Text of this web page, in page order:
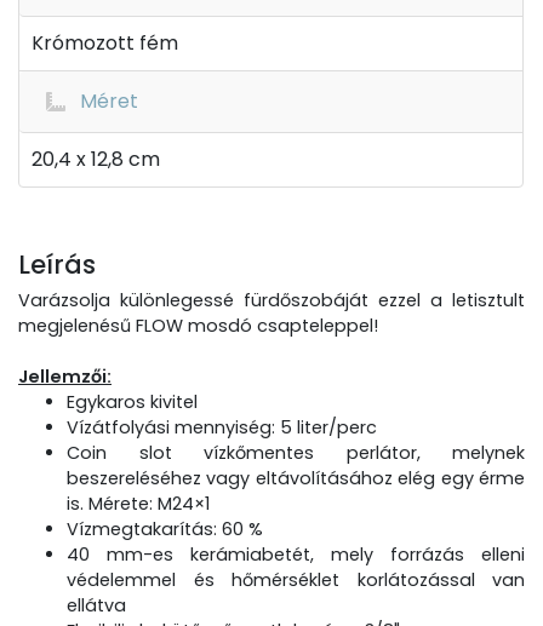
Krómozott fém
Méret
20,4 x 12,8 cm
Leírás
Varázsolja különlegessé fürdőszobáját ezzel a letisztult
megjelenésű FLOW mosdó csapteleppel!
Jellemzői:
Egykaros kivitel
Vízátfolyási mennyiség: 5 liter/perc
Coin slot vízkőmentes perlátor, melynek
beszereléséhez vagy eltávolításához elég egy érme
is. Mérete: M24×1
Vízmegtakarítás: 60 %
40 mm-es kerámiabetét, mely forrázás elleni
védelemmel és hőmérséklet korlátozással van
ellátva